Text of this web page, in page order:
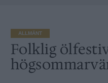
ALLMÄNT
Folklig